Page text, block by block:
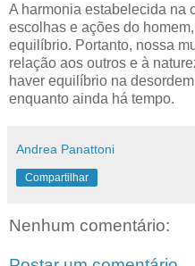
A harmonia estabelecida na
escolhas e ações do
equilíbrio. Portanto, nossa
relação aos outros e à
haver equilíbrio na
enquanto ainda há tempo.
Andrea Panattoni
Compartilhar
Nenhum comentário: